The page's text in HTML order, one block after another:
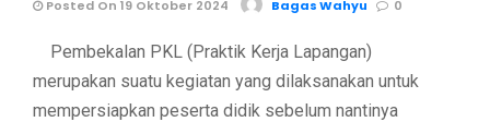
Posted On 19 Oktober 2024 Bagas Wahyu 0
Pembekalan PKL (Praktik Kerja Lapangan)
merupakan suatu kegiatan yang dilaksanakan untuk
mempersiapkan peserta didik sebelum nantinya